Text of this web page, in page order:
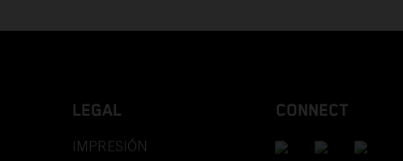
LEGAL
IMPRESIÓN
CONNECT